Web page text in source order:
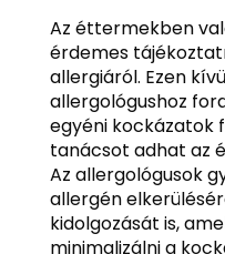
Az éttermekben
érdemes
allergiáról. Ezen
allergológushoz
egyéni kockázatok
tanácsot adhat az
Az allergológusok
allergén
kidolgozását is,
minimalizálni a